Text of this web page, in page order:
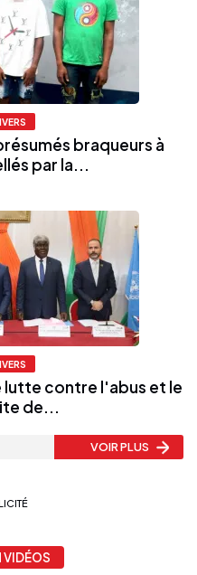
braqueurs à
par la...
lutte contre l'abus et le
de...
VOIR PLUS
VIDÉOS